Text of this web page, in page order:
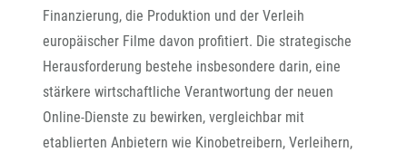
Finanzierung, die Produktion und der Verleih
europäischer Filme davon profitiert. Die strategische
Herausforderung bestehe insbesondere darin, eine
stärkere wirtschaftliche Verantwortung der neuen
Online-Dienste zu bewirken, vergleichbar mit
etablierten Anbietern wie Kinobetreibern, Verleihern,